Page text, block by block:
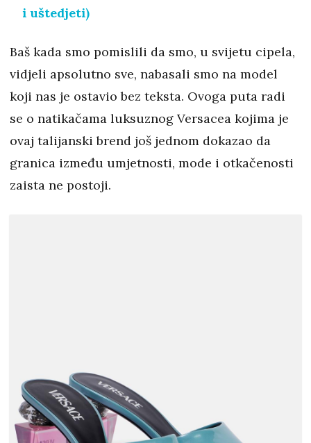
i uštedjeti)
Baš kada smo pomislili da smo, u svijetu cipela,
vidjeli apsolutno sve, nabasali smo na model
koji nas je ostavio bez teksta. Ovoga puta radi
se o natikačama luksuznog Versacea kojima je
ovaj talijanski brend još jednom dokazao da
granica između umjetnosti, mode i otkačenosti
zaista ne postoji.